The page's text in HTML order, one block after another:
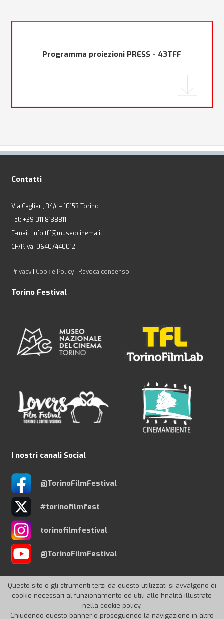
Programma proiezioni PRESS - 43TFF
Contatti
Via Cagliari, 34/c – 10153 Torino
Tel: +39 011 8138811
E-mail: info.tff@museocinema.it
CF/P.iva: 06407440012
Privacy| Cookie Policy| Revoca consenso
Torino Festival
I nostri canali Social
@TorinoFilmFestival
#torinofilmfest
torinofilmfestival
@TorinoFilmFestival
© 2026 Torino Film Festival
Questo sito o gli strumenti terzi da questo utilizzati si avvalgono di
cookie necessari al funzionamento ed utili alle finalità illustrate
nella cookie policy.
Chiudendo questo banner o proseguendo la navigazione in altro